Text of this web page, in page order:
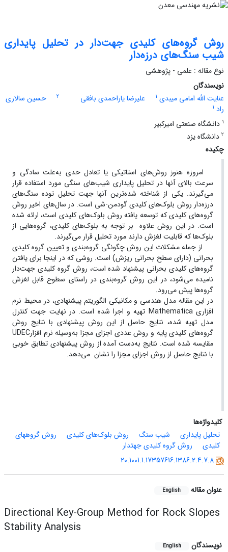
روش گروه‌های کلیدی جهت‌دار در تحلیل پایداری
شیب سنگ‌های درزه‌دار
نوع مقاله : علمی - پژوهشی
نویسندگان
عنایت الله امامی میبدی 1 علیرضا یاراحمدی بافقی 2
حسین سالاری
راد 1
1 دانشگاه صنعتی امیرکبیر
2 دانشگاه یزد
چکیده
امروزه هنوز روش‌های استاتیکی یا تعادل حدی به‌علت سادگی و
سرعت بالای آنها در تحلیل پایداری شیب‌های سنگی مورد استفاده قرار
می‌گیرند. یکی از شناخته شده‌ترین آنها جهت تحلیل توده سنگ‌های
درزه‌دار روش بلوک‌های کلیدی گودمن-شی است. در سال‌های اخیر روش
گروه‌های کلیدی که توسعه یافته روش بلوک‌های کلیدی است، ارائه شده
است. در این روش علاوه بر توجه به بلوک‌های کلیدی، گروه‌هایی از
بلوک‌ها که قابلیت لغزش دارند مورد تحلیل قرار می‌گیرند.
از جمله مشکلات این روش چگونگی گروه‌بندی و تعیین گروه کلیدی
بحرانی (دارای سطح بحرانی ریزش) است. روشی که در اینجا برای یافتن
گروه‌های کلیدی بحرانی پیشنهاد شده است، روش گروه کلیدی جهت‌دار
نامیده می‌شود، در این روش گروه‌بندی در راستای سطوح قابل لغزش
گروه‌ها پیش می‌رود.
در این مقاله مدل هندسی و مکانیکی الگوریتم پیشنهادی، در محیط نرم
افزاری Mathematica تهیه و اجرا شده است. در نهایت جهت کنترل
مدل تهیه شده، نتایج حاصل از این روش پیشنهادی با نتایج روش
گروه‌های کلیدی پایه و روش عددی اجزای مجزا به‌وسیله نرم افزارUDEC
مقایسه شده است. نتایج به‌دست آمده از روش پیشنهادی تطابق خوبی
با نتایج حاصل از روش اجزای مجزا را نشان می‌دهد.
کلیدواژه‌ها
تحلیل پایداری
شیب سنگ روش بلوک‌های کلیدی
روش گروه­های
کلیدی
روش گروه کلیدی جهت­دار
20.1001.1.17357616.1386.2.4.7.8
عنوان مقاله English
Directional Key-Group Method for Rock Slopes
Stability Analysis
نویسندگان English